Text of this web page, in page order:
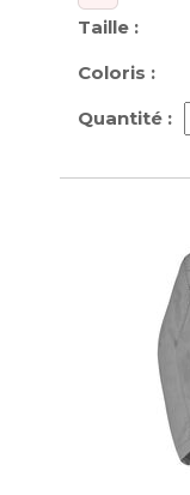
Taille :
Coloris :
Quantité :